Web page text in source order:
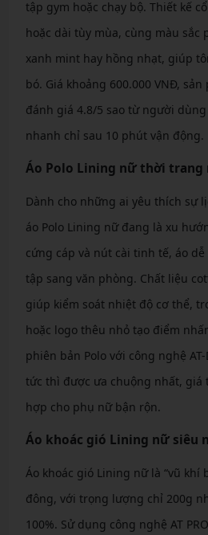
tập gym hoặc chạy bộ. Thiết kế
hoặc dài tùy mùa, cùng màu sắc
xanh mint hay hồng nhạt, giúp
bó. Giá khoảng 600.000 VNĐ,
đánh giá 4.8/5 sao từ người
nhanh chỉ sau 10 phút vận động.
Áo Polo Lining nữ thời trang
Dành cho những ai yêu thích sự
áo Polo Lining nữ đang là xu
cứng cáp và nút cài tinh tế, áo
tập sang văn phòng. Chất liệu
giúp kiểm soát nhiệt độ cơ thể,
hoặc logo thêu nhỏ tạo điểm
phiên bản Polo với công nghệ AT-
tức thì được ưa chuộng nhất, giá
hợp cho phụ nữ bận rộn.
Áo khoác gió Lining nữ siêu
Áo khoác gió Lining nữ là “vũ khí
đông, với trọng lượng chỉ 200g
100%. Sử dụng công nghệ AT